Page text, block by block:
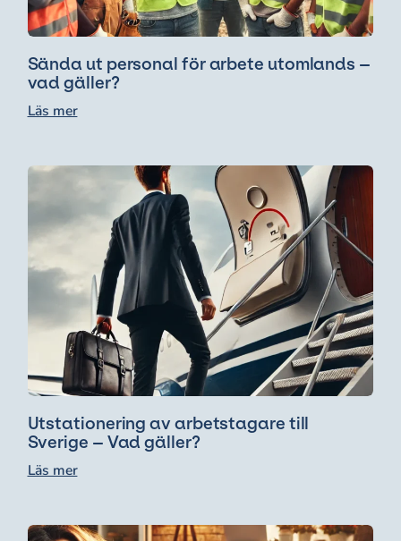
Sända ut personal för arbete utomlands –
vad gäller?
Läs mer
Utstationering av arbetstagare till
Sverige – Vad gäller?
Läs mer